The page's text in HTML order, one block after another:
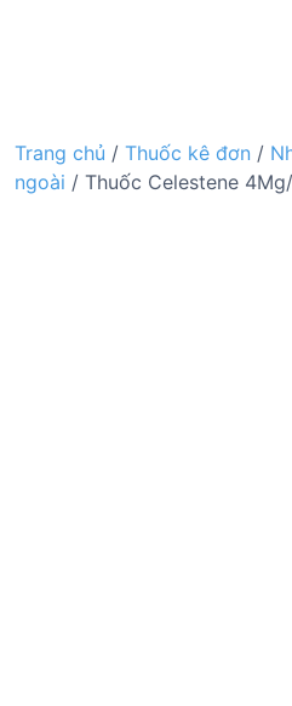
Trang chủ / Thuốc kê đơn /
ngoài / Thuốc Celestene